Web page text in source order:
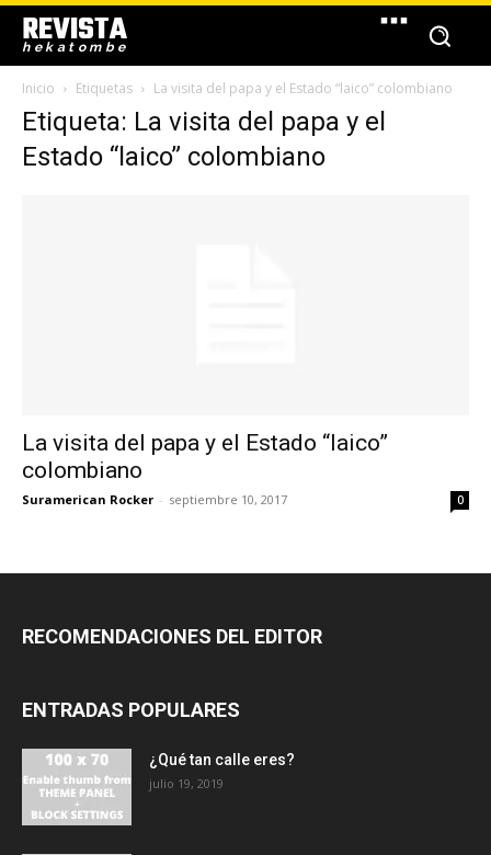
REVISTA
hekatombe
Inicio Etiquetas La visita del papa y el Estado “laico” colombiano
Etiqueta: La visita del papa y el
Estado “laico” colombiano
La visita del papa y el Estado “laico”
colombiano
Suramerican Rocker - septiembre 10, 2017 0
RECOMENDACIONES DEL EDITOR
ENTRADAS POPULARES
¿Qué tan calle eres?
julio 19, 2019